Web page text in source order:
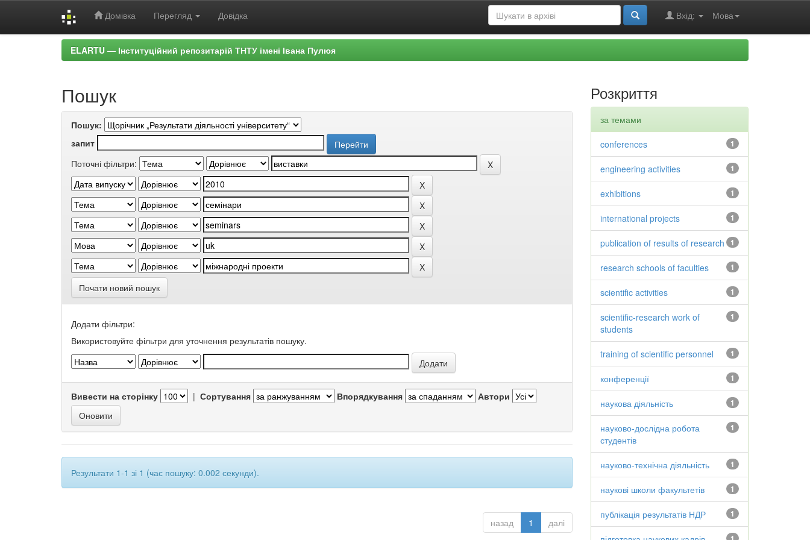
Домівка Перегляд Довідка Мова
Вхід:
ELARTU — Інституційний репозитарій ТНТУ імені Івана Пулюя
Пошук
Пошук:
запит
Поточні фільтри:
Почати новий пошук
Додати фільтри:
Використовуйте фільтри для уточнення результатів пошуку.
Вивести на сторінку | Сортування Впорядкування Автори
Результати 1-1 зі 1 (час пошуку: 0.002 секунди).
назад 1 далі
Розкриття
за темами
1
conferences
1
engineering activities
1
exhibitions
1
international projects
1
publication of results of research
1
research schools of faculties
1
scientific activities
1
scientific-research work of
students
1
training of scientific personnel
1
конференції
1
наукова діяльність
1
науково-дослідна робота
студентів
1
науково-технічна діяльність
1
наукові школи факультетів
1
публікація результатів НДР